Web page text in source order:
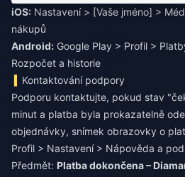
iOS: Nastavení > [Vaše jméno] >
Android: Google Play > Profil >
Rozpočet a historie
Kontaktování podpory
Podporu kontaktujte, pokud stav
minut a platba byla prokazatelně
objednávky, snímek obrazovky o
Profil > Nastavení > Nápověda a
Předmět: Platba dokončena –